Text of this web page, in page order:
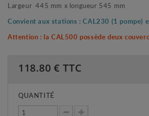
Largeur 445 mm x longueur 545 mm
Convient aux stations : CAL230 (1 pompe)
Attention : la CAL500 possède deux
118.80 € TTC
QUANTITÉ